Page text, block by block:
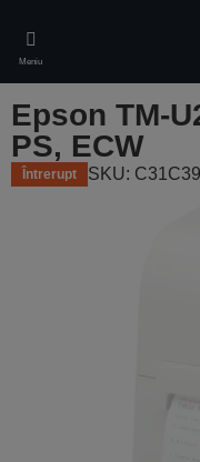
main
content
Meniu
Epson TM-
PS, ECW
Întrerupt SKU: